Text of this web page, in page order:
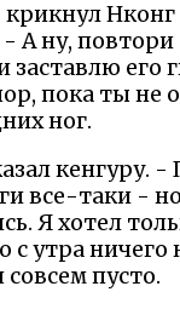
Нконг
- А ну,
заставлю его
пока ты не
ног.
кенгуру.
все-таки -
Я хотел
с утра ничего
пусто.